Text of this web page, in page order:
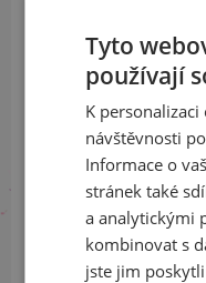
Sledujte
Tyto
používají
K
návštěvnosti
Informace o
stránek také
a analytickými
kombinovat s
jste jim